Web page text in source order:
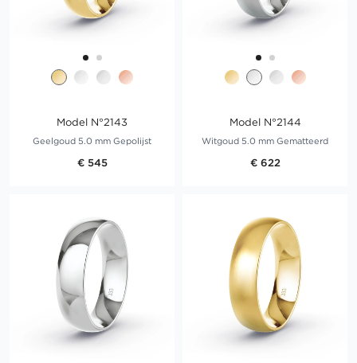
Model N°2143
Geelgoud 5.0 mm Gepolijst
€ 545
Model N°2144
Witgoud 5.0 mm Gematteerd
€ 622